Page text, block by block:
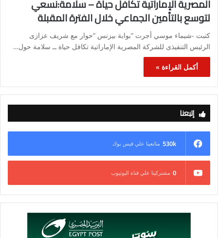
المصرية الإماراتية تكافل حياة – سلامة:نسعي
لتوسع بالتأمين الجماعي خلال الفترة المقبلة
كتبت -شيماء موسي أجرت “بوابة بيزنس “حوار مع شريف عزازى
الرئيس التنفيذى للشركة المصرية الإماراتية تكافل حياة ــ سلامة حول…
أكمل القراءة »
إتبعنا
530k متابعينا علي فيس بوك
0 مشتركينا علي قناة اليوتيوب